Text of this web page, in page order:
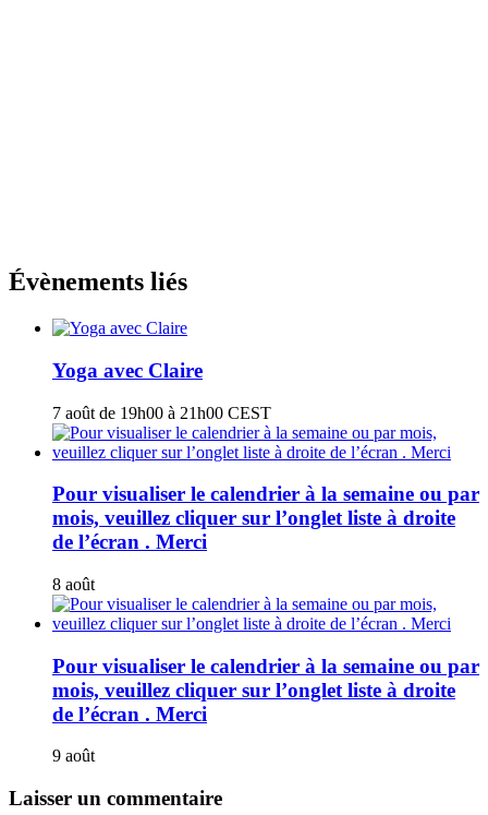
Évènements liés
Yoga avec Claire
7 août de 19h00 à 21h00 CEST
Pour visualiser le calendrier à la semaine ou par
mois, veuillez cliquer sur l’onglet liste à droite
de l’écran . Merci
8 août
Pour visualiser le calendrier à la semaine ou par
mois, veuillez cliquer sur l’onglet liste à droite
de l’écran . Merci
9 août
Laisser un commentaire